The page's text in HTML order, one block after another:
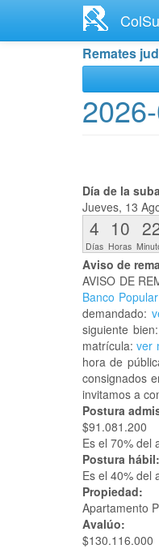
contenido
Remates
Día de la
Jueves, 13
4
Días
10
Horas
Aviso de
AVISO DE
Banco
demandado:
siguiente
matrícula:ver
hora de
consignados
invitamos a
Postura
$91.081.200
Es el 70% del
Postura hábil:
Es el 40% del
Propiedad:
Apartamento
Avalúo:
$130.116.000